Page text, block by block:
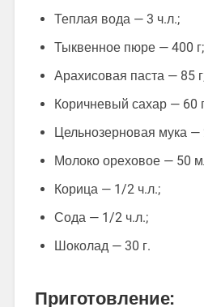
Теплая вода — 3 ч.л.;
Тыквенное пюре — 400 г;
Арахисовая паста — 85
Коричневый сахар — 60
Цельнозерновая мука —
Молоко ореховое — 50
Корица — 1/2 ч.л.;
Сода — 1/2 ч.л.;
Шоколад — 30 г.
Приготовление: